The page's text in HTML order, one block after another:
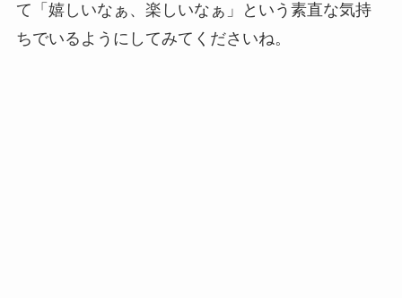
て「嬉しいなぁ、楽しいなぁ」という素直な気持
ちでいるようにしてみてくださいね。